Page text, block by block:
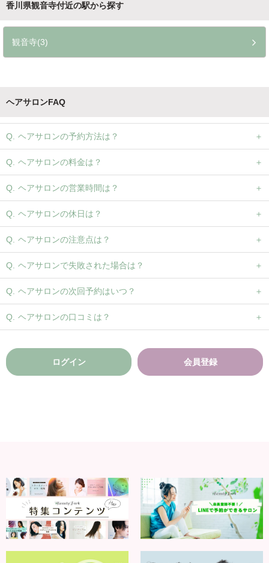
香川県観音寺付近の駅から探す
観音寺(3)
ヘアサロンFAQ
ヘアサロンの予約方法は？
ヘアサロンの料金は？
ヘアサロンの営業時間は？
ヘアサロンの休日は？
ヘアサロンの注意点は？
ヘアサロンで失敗された場合は？
ヘアサロンの次回予約はいつ？
ヘアサロンの口コミは？
ログイン 会員登録